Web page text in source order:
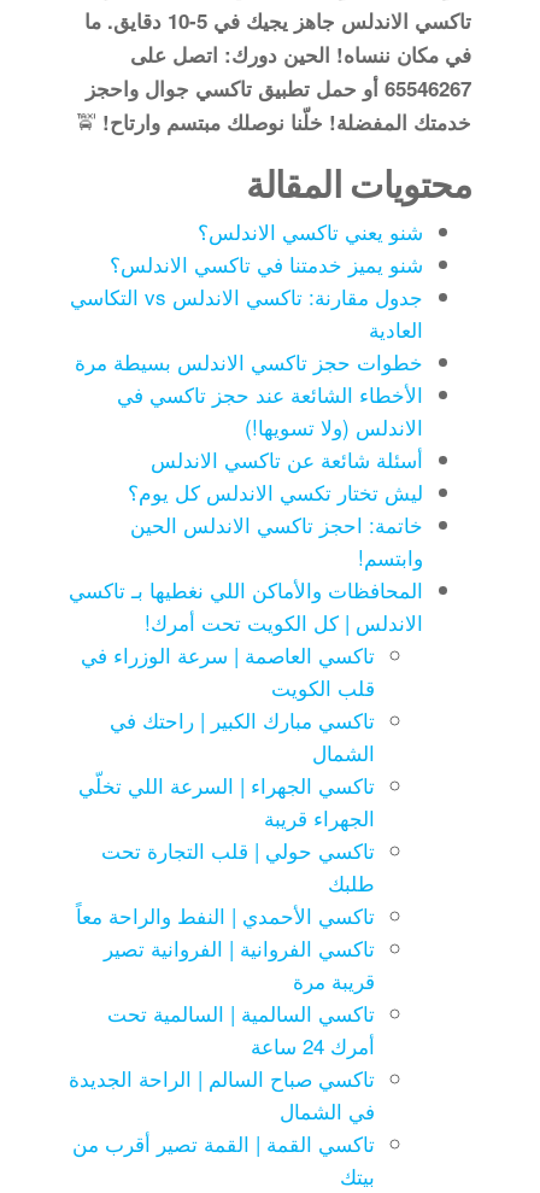
تاكسي الاندلس جاهز يجيك في 5-10 دقايق. ما
في مكان ننساه! الحين دورك: اتصل على
65546267 أو حمل تطبيق تاكسي جوال واحجز
خدمتك المفضلة! خلّنا نوصلك مبتسم وارتاح! 🚖
محتويات المقالة
شنو يعني تاكسي الاندلس؟
شنو يميز خدمتنا في تاكسي الاندلس؟
جدول مقارنة: تاكسي الاندلس vs التكاسي
العادية
خطوات حجز تاكسي الاندلس بسيطة مرة
الأخطاء الشائعة عند حجز تاكسي في
الاندلس (ولا تسويها!)
أسئلة شائعة عن تاكسي الاندلس
ليش تختار تكسي الاندلس كل يوم؟
خاتمة: احجز تاكسي الاندلس الحين
وابتسم!
المحافظات والأماكن اللي نغطيها بـ تاكسي
الاندلس | كل الكويت تحت أمرك!
تاكسي العاصمة | سرعة الوزراء في
قلب الكويت
تاكسي مبارك الكبير | راحتك في
الشمال
تاكسي الجهراء | السرعة اللي تخلّي
الجهراء قريبة
تاكسي حولي | قلب التجارة تحت
طلبك
تاكسي الأحمدي | النفط والراحة معاً
تاكسي الفروانية | الفروانية تصير
قريبة مرة
تاكسي السالمية | السالمية تحت
أمرك 24 ساعة
تاكسي صباح السالم | الراحة الجديدة
في الشمال
تاكسي القمة | القمة تصير أقرب من
بيتك